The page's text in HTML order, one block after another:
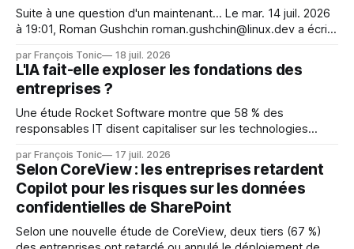
Suite à une question d'un maintenant... Le mar. 14 juil. 2026
à 19:01, Roman Gushchin roman.gushchin@linux.dev a écrit :
mainteneurs — irréalisable. Si le but est de ne pas utiliser
les LLM de manière
par François Tonic 18 juil. 2026
L'IA fait-elle exploser les fondations des
entreprises ?
Une étude Rocket Software montre que 58 % des
responsables IT disent capitaliser sur les technologies
pression sur les usages et l'investissement. Cette pression
révèle un écart entre l'ambition et la préparation.
par François Tonic 17 juil. 2026
Selon CoreView : les entreprises retardent
Copilot pour les risques sur les données
confidentielles de SharePoint
Selon une nouvelle étude de CoreView, deux tiers (67 %)